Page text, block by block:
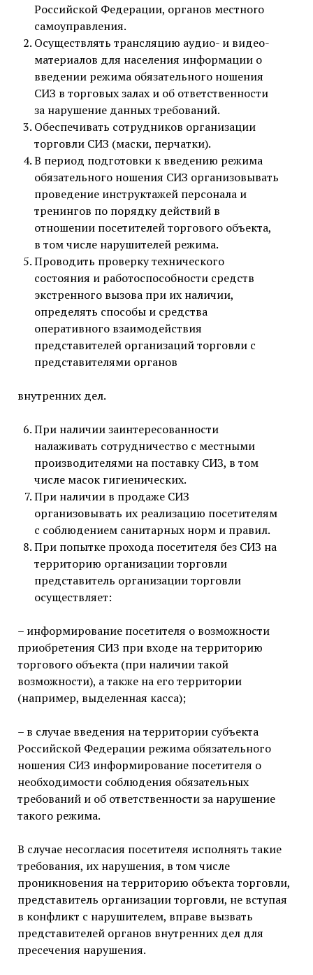
Российской Федерации, органов местноrо
самоуправления.
Осуществлять трансляцию аудио- и видео-
материалов для населения информации о
введении режима обязательного ношения
СИЗ в торговых залах и об ответственности
за нарушение данных требований.
Обеспечивать сотрудников организации
торговли СИЗ (маски, перчатки).
В период подготовки к введению режима
обязательного ношения СИЗ организовывать
проведение инструктажей персонала и
тренингов по порядку действий в
отношении посетителей торгового объекта,
в том числе нарушителей режима.
Проводить проверку технического
состояния и работоспособности средств
экстренного вызова при их наличии,
определять способы и средства
оперативного взаимодействия
представителей организаций торговли с
представителями органов
внутренних дел.
При наличии заинтересованности
налаживать сотрудничество с местными
производителями на поставку СИЗ, в том
числе масок гигиенических.
При наличии в продаже СИЗ
организовывать их реализацию посетителям
с соблюдением санитарных норм и правил.
При попытке прохода посетителя без СИЗ на
территорию организации торговли
представитель организации торговли
осуществляет:
– информирование посетителя о возможности
приобретения СИЗ при входе на территорию
торгового объекта (при наличии такой
возможности), а также на его территории
(например, выделенная касса);
– в случае введения на территории субъекта
Российской Федерации режима обязательного
ношения СИЗ информирование посетителя о
необходимости соблюдения обязательных
требований и об ответственности за нарушение
такого режима.
В случае несогласия посетителя исполнять такие
требования, их нарушения, в том числе
проникновения на территорию объекта торговли,
представитель организации торговли, не вступая
в конфликт с нарушителем, вправе вызвать
представителей органов внутренних дел для
пресечения нарушения.